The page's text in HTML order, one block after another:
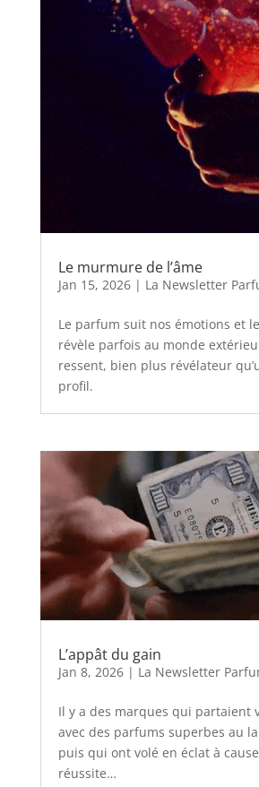
Le murmure de l’âme
Jan 15, 2026| La Newsletter
Le parfum suit nos émotions et
révèle parfois au monde
ressent, bien plus révélateur
profil.
L’appât du gain
Jan 8, 2026| La Newsletter
Il y a des marques qui partaient
avec des parfums superbes au
puis qui ont volé en éclat à
réussite…